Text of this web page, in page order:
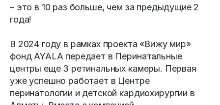
– это в 10 раз больше, чем за предыдущие 2
года!
В 2024 году в рамках проекта «Вижу мир»
фонд AYALA передает в Перинатальные
центры еще 3 ретинальных камеры. Первая
уже успешно работает в Центре
перинатологии и детской кардиохирургии в